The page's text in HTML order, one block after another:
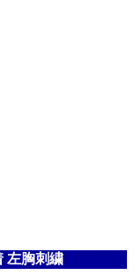
左胸刺繍